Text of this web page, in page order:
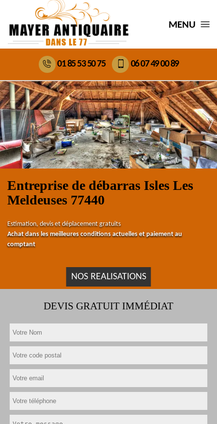
MENU
01 85 53 50 75 06 07 49 00 89
Entreprise de débarras Isles Les
Meldeuses 77440
Estimation, devis et déplacement gratuits
Achat dans les meilleures conditions actuelles et paiement au
comptant
NOS REALISATIONS
DEVIS GRATUIT IMMÉDIAT